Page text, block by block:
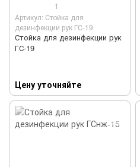
1
Артикул: Стойка для
дезинфекции рук ГС-19
Стойка для дезинфекции рук
ГС-19
Цену уточняйте